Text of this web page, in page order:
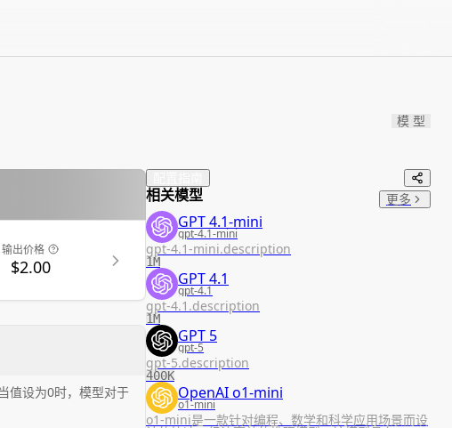
模 型
输出价格
$2.00
值设为0时，模型对于
相关模型 更多
GPT 4.1-mini
gpt-4.1-mini
gpt-4.1-mini.description
1M
GPT 4.1
gpt-4.1
gpt-4.1.description
1M
GPT 5
gpt-5
gpt-5.description
400K
OpenAI o1-mini
o1-mini
o1-mini是一款针对编程、数学和科学应用场景而设